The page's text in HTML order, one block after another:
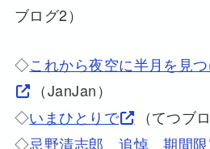
ブログ2）
◇これから夜空に半月を見
（JanJan）
◇いまひとりで
（てつブロ
◇忌野清志郎 追悼 期間